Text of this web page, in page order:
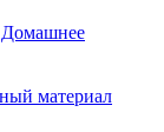
Домашнее
материал